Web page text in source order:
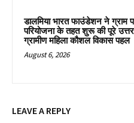
डालमिया भारत फाउंडेशन ने ग्राम
परियोजना के तहत शुरू की पूरे
ग्रामीण महिला कौशल विकास पहल
August 6, 2026
LEAVE A REPLY